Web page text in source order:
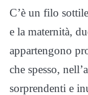
C’è un filo
e la maternità,
appartengono
che spesso,
sorprendenti e